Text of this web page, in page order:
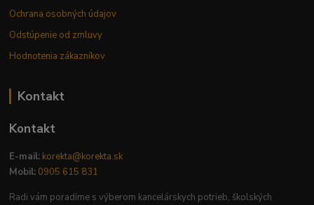
Ochrana osobných údajov
Odstúpenie od zmluvy
Hodnotenia zákazníkov
Kontakt
Kontakt
E-mail: korekta@korekta.sk
Mobil: 0905 615 831
Radi vám poradíme s výberom kancelárskych potrieb, školských